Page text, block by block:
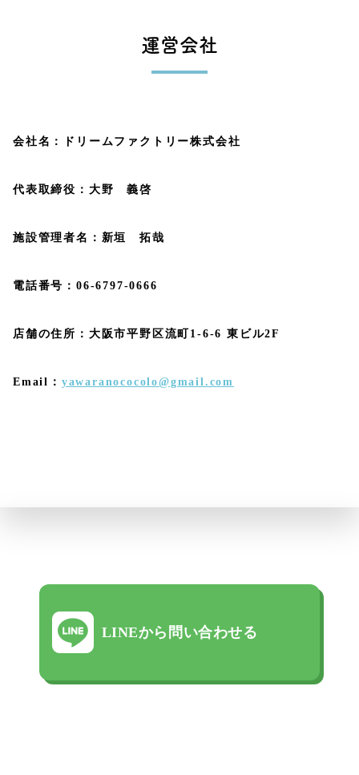
運営会社
会社名：ドリームファクトリー株式会社
代表取締役：大野 義啓
施設管理者名：新垣 拓哉
電話番号：06-6797-0666
店舗の住所：大阪市平野区流町1-6-6 東ビル2F
Email： yawaranococolo@gmail.com
LINEから問い合わせる